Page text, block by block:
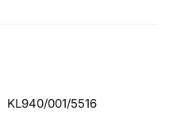
KL940/001/5516